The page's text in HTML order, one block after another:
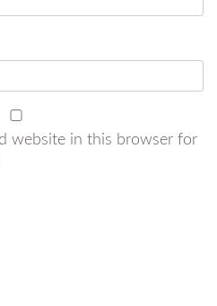
website in this browser for